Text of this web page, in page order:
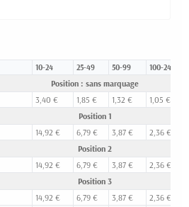
10-24 25-49 50-99 100-249
Position : sans marquage
3,40 € 1,85 € 1,32 €
1,05 €
Position 1
14,92 € 6,79 € 3,87 €
2,36 €
Position 2
14,92 € 6,79 € 3,87 €
2,36 €
Position 3
14,92 € 6,79 € 3,87 €
2,36 €